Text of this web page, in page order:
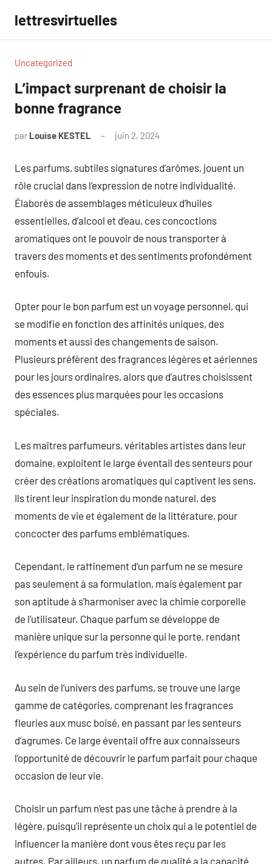
contenu
lettresvirtuelles
Uncategorized
L’impact surprenant de choisir la
bonne fragrance
par Louise KESTEL juin 2, 2024
Les parfums, subtiles signatures d’arômes, jouent un
rôle crucial dans l’expression de notre individualité.
Élaborés de assemblages méticuleux d’huiles
essentielles, d’alcool et d’eau, ces concoctions
aromatiques ont le pouvoir de nous transporter à
travers des moments et des sentiments profondément
enfouis.
Opter pour le bon parfum est un voyage personnel, qui
se modifie en fonction des affinités uniques, des
moments et aussi des changements de saison.
Plusieurs préfèrent des fragrances légères et aériennes
pour les jours ordinaires, alors que d’autres choisissent
des essences plus marquées pour les occasions
spéciales.
Les maîtres parfumeurs, véritables artistes dans leur
domaine, exploitent le large éventail des senteurs pour
créer des créations aromatiques qui captivent les sens.
Ils tirent leur inspiration du monde naturel, des
moments de vie et également de la littérature, pour
concocter des parfums emblématiques.
Cependant, le raffinement d’un parfum ne se mesure
pas seulement à sa formulation, mais également par
son aptitude à s’harmoniser avec la chimie corporelle
de l’utilisateur. Chaque parfum se développe de
manière unique sur la personne qui le porte, rendant
l’expérience du parfum très individuelle.
Au sein de l’univers des parfums, se trouve une large
gamme de catégories, comprenant les fragrances
fleuries aux musc boisé, en passant par les senteurs
d’agrumes. Ce large éventail offre aux connaisseurs
l’opportunité de découvrir le parfum parfait pour chaque
occasion de leur vie.
Choisir un parfum n’est pas une tâche à prendre à la
légère, puisqu’il représente un choix qui a le potentiel de
influencer la manière dont vous êtes reçu par les
autres. Par ailleurs, un parfum de qualité a la capacité